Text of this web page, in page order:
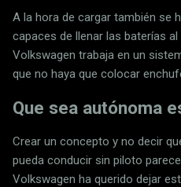
A la hora de cargar también se
capaces de llenar las baterías al
Volkswagen trabaja en un
que no haya que colocar
Que sea autónoma
Crear un concepto y no decir
pueda conducir sin piloto
Volkswagen ha querido dejar